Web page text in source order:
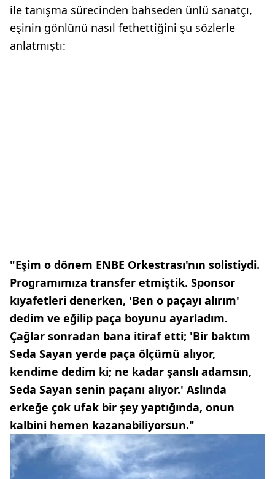
ile tanışma sürecinden bahseden ünlü sanatçı,
eşinin gönlünü nasıl fethettiğini şu sözlerle
anlatmıştı:
"Eşim o dönem ENBE Orkestrası'nın solistiydi.
Programımıza transfer etmiştik. Sponsor
kıyafetleri denerken, 'Ben o paçayı alırım'
dedim ve eğilip paça boyunu ayarladım.
Çağlar sonradan bana itiraf etti; 'Bir baktım
Seda Sayan yerde paça ölçümü alıyor,
kendime dedim ki; ne kadar şanslı adamsın,
Seda Sayan senin paçanı alıyor.' Aslında
erkeğe çok ufak bir şey yaptığında, onun
kalbini hemen kazanabiliyorsun."